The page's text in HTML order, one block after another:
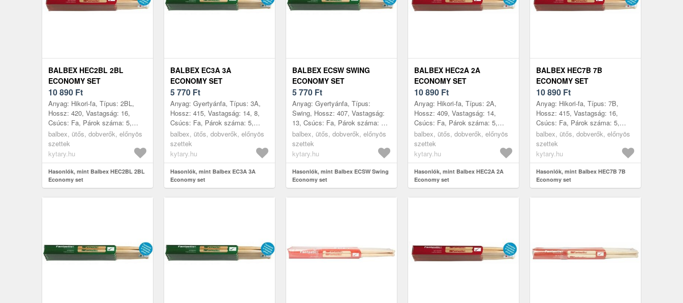
BALBEX HEC2BL 2BL
ECONOMY SET
10 890 Ft
Anyag: Hikori-fa, Típus: 2BL,
Hossz: 420, Vastagság: 16,
Csúcs: Fa, Párok száma: 5,
Gyártás helye: Csehország
balbex, ütős, dobverők, előnyös
szettek
kytary.hu
Hasonlók, mint Balbex HEC2BL 2BL
Economy set
BALBEX EC3A 3A
ECONOMY SET
5 770 Ft
Anyag: Gyertyánfa, Típus: 3A,
Hossz: 415, Vastagság: 14, 8,
Csúcs: Fa, Párok száma: 5,
Gyártás helye: Csehország
balbex, ütős, dobverők, előnyös
szettek
kytary.hu
Hasonlók, mint Balbex EC3A 3A
Economy set
BALBEX ECSW SWING
ECONOMY SET
5 770 Ft
Anyag: Gyertyánfa, Típus:
Swing, Hossz: 407, Vastagság:
13, Csúcs: Fa, Párok száma: 5,
Gyártás helye: Csehország
balbex, ütős, dobverők, előnyös
szettek
kytary.hu
Hasonlók, mint Balbex ECSW Swing
Economy set
BALBEX HEC2A 2A
ECONOMY SET
10 890 Ft
Anyag: Hikori-fa, Típus: 2A,
Hossz: 409, Vastagság: 14,
Csúcs: Fa, Párok száma: 5,
Gyártás helye: Csehország
balbex, ütős, dobverők, előnyös
szettek
kytary.hu
Hasonlók, mint Balbex HEC2A 2A
Economy set
BALBEX HEC7B 7B
ECONOMY SET
10 890 Ft
Anyag: Hikori-fa, Típus: 7B,
Hossz: 415, Vastagság: 16,
Csúcs: Fa, Párok száma: 5,
Gyártás helye: Csehország
balbex, ütős, dobverők, előnyös
szettek
kytary.hu
Hasonlók, mint Balbex HEC7B 7B
Economy set